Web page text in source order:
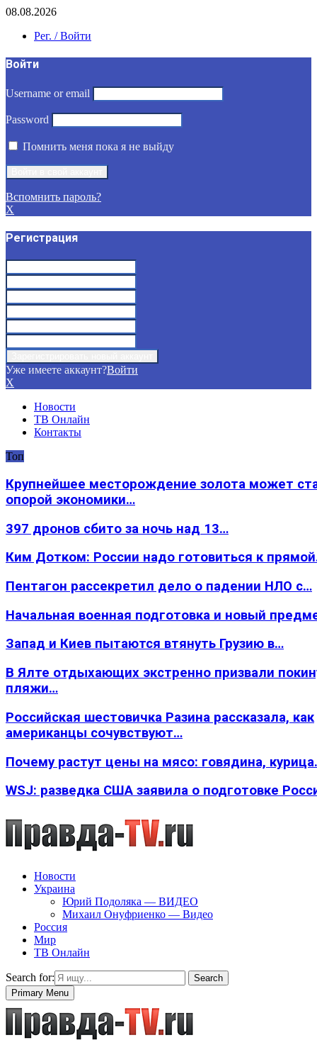
08.08.2026
Рег. / Войти
Войти
Username or email
Password
Помнить меня пока я не выйду
Вспомнить пароль?
X
Регистрация
Уже имеете аккаунт?Войти
X
Новости
ТВ Онлайн
Контакты
Топ
Крупнейшее месторождение золота может
опорой экономики…
397 дронов сбито за ночь над 13…
Ким Дотком: России надо готовиться к
Пентагон рассекретил дело о падении НЛО с…
Начальная военная подготовка и новый
Запад и Киев пытаются втянуть Грузию в…
В Ялте отдыхающих экстренно призвали
пляжи…
Российская шестовичка Разина рассказала, как
американцы сочувствуют…
Почему растут цены на мясо: говядина,
WSJ: разведка США заявила о подготовке
Новости
Украина
Юрий Подоляка — ВИДЕО
Михаил Онуфриенко — Видео
Россия
Мир
ТВ Онлайн
Search for:
Search
Primary Menu